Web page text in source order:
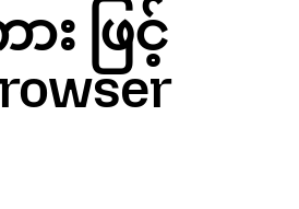
ဖြင့်